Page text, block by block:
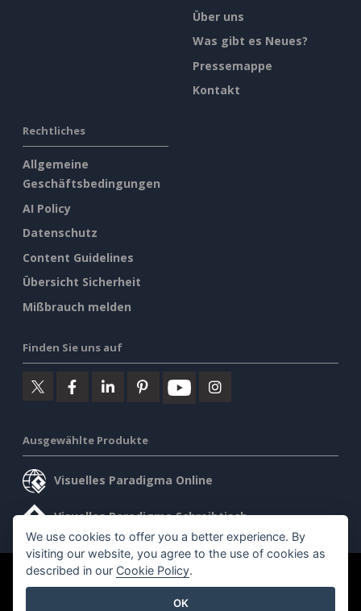
Über uns
Was gibt es Neues?
Pressemappe
Kontakt
Rechtliches
Allgemeine
Geschäftsbedingungen
AI Policy
Datenschutz
Content Guidelines
Übersicht Sicherheit
Mißbrauch melden
Finden Sie uns auf
Ausgewählte Produkte
Visuelles Paradigma Online
Visuelles Paradigma Schreibtisch
©2026 by Visual Paradigm. Alle Rechte vorbehalten.
We use cookies to offer you a better experience. By
visiting our website, you agree to the use of cookies as
described in our Cookie Policy.
OK